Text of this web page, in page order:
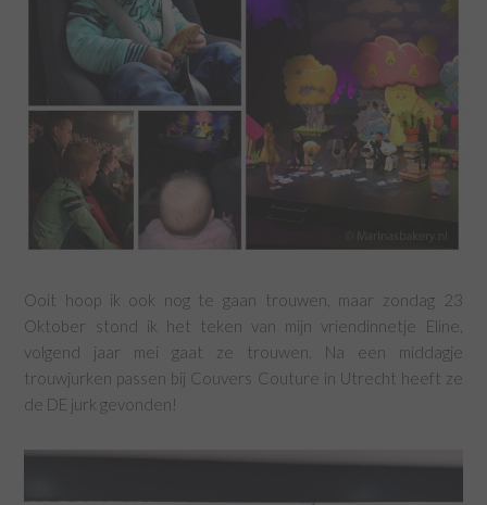
Ooit hoop ik ook nog te gaan trouwen, maar zondag 23
Oktober stond ik het teken van mijn vriendinnetje Eline,
volgend jaar mei gaat ze trouwen. Na een middagje
trouwjurken passen bij Couvers Couture in Utrecht heeft ze
de DE jurk gevonden!